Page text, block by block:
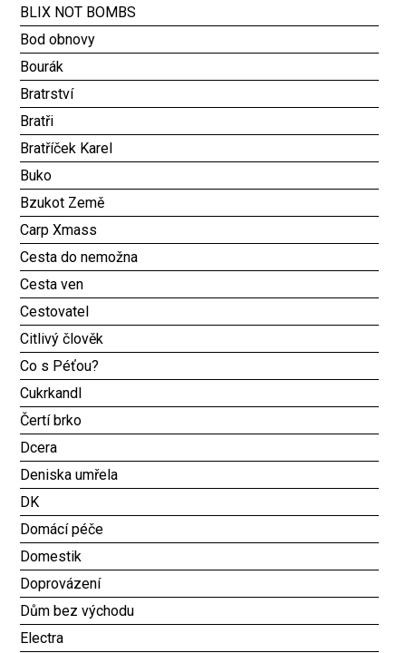
BLIX NOT BOMBS
Bod obnovy
Bourák
Bratrství
Bratři
Bratříček Karel
Buko
Bzukot Země
Carp Xmass
Cesta do nemožna
Cesta ven
Cestovatel
Citlivý člověk
Co s Péťou?
Cukrkandl
Čertí brko
Dcera
Deniska umřela
DK
Domácí péče
Domestik
Doprovázení
Dům bez východu
Electra